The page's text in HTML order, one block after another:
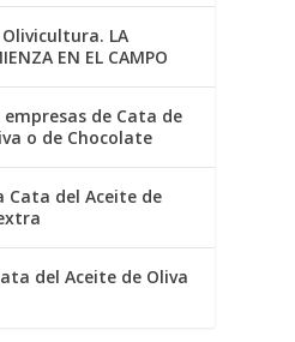
LA
EN EL CAMPO
de Cata de
o de Chocolate
Cata del Aceite de
del Aceite de Oliva